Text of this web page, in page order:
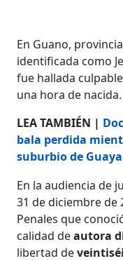
En Guano,
identificada como
fue hallada
una hora de nacida.
LEA TAMBIÉN |
bala perdida
suburbio de
En la audiencia de
31 de diciembre de
Penales que
calidad deautora
libertad de